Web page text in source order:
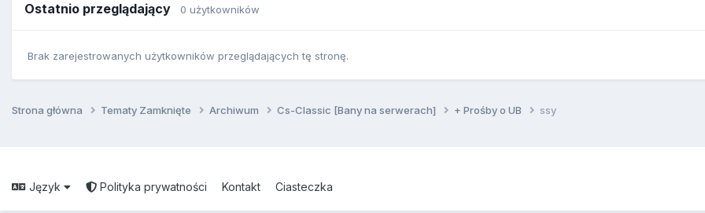
Ostatnio przeglądający 0 użytkowników
Brak zarejestrowanych użytkowników przeglądających tę stronę.
Strona główna Tematy Zamknięte Archiwum Cs-Classic [Bany na serwerach] + Prośby o UB ssy
Język Polityka prywatności Kontakt Ciasteczka